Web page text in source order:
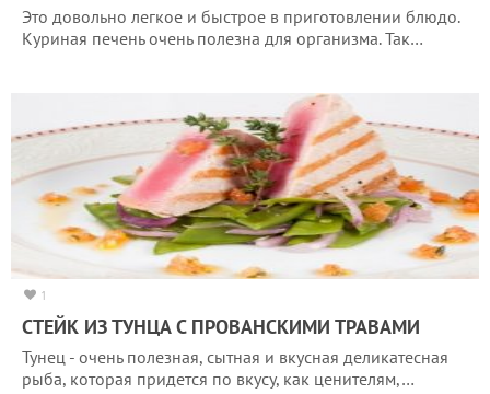
Это довольно легкое и быстрое в приготовлении блюдо.
Куриная печень очень полезна для организма. Так…
1
СТЕЙК ИЗ ТУНЦА С ПРОВАНСКИМИ ТРАВАМИ
Тунец - очень полезная, сытная и вкусная деликатесная
рыба, которая придется по вкусу, как ценителям,…